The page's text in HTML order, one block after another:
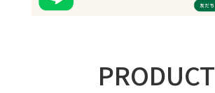
PRODUCT